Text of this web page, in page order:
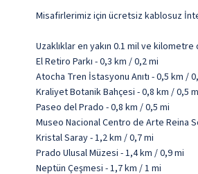
Misafirlerimiz için ücretsiz kablosuz
Uzaklıklar en yakın 0.1 mil ve
El Retiro Parkı - 0,3 km / 0,2 mi
Atocha Tren İstasyonu Anıtı - 0,5 km /
Kraliyet Botanik Bahçesi - 0,8 km / 0,5
Paseo del Prado - 0,8 km / 0,5 mi
Museo Nacional Centro de Arte Reina
Kristal Saray - 1,2 km / 0,7 mi
Prado Ulusal Müzesi - 1,4 km / 0,9 mi
Neptün Çeşmesi - 1,7 km / 1 mi